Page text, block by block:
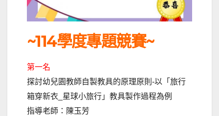
~114學度專題競賽~
第一名
探討幼兒園教師自製教具的原理原則-以「旅行
箱穿新衣_星球小旅行」教具製作過程為例
指導老師：陳玉芳